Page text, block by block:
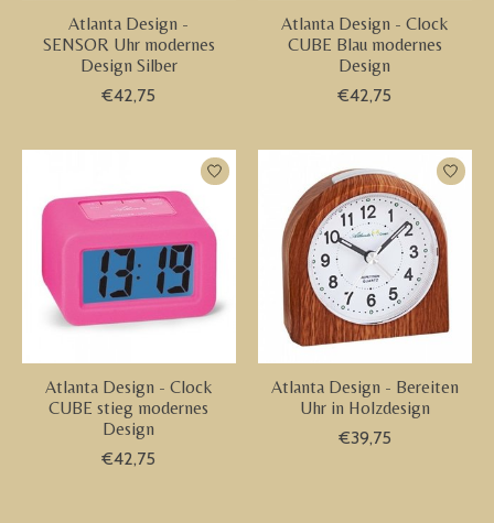
Atlanta Design -
SENSOR Uhr modernes
Design Silber
€42,75
Atlanta Design - Clock
CUBE Blau modernes
Design
€42,75
Atlanta Design - Clock
CUBE stieg modernes
Design
€42,75
Atlanta Design - Bereiten
Uhr in Holzdesign
€39,75